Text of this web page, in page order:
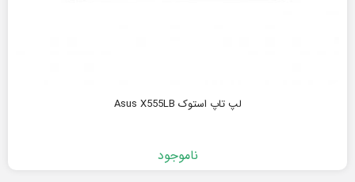
لپ تاپ استوک Asus X555LB
ناموجود